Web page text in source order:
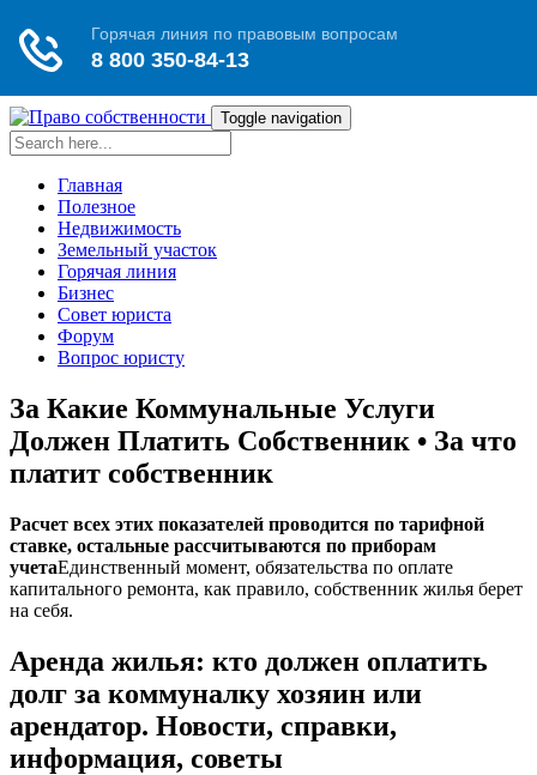
Toggle navigation
Главная
Полезное
Недвижимость
Земельный участок
Горячая линия
Бизнес
Совет юриста
Форум
Вопрос юристу
За Какие Коммунальные Услуги
Должен Платить Собственник • За что
платит собственник
Расчет всех этих показателей проводится по тарифной
ставке, остальные рассчитываются по приборам
учетаЕдинственный момент, обязательства по оплате
капитального ремонта, как правило, собственник жилья берет
на себя.
Аренда жилья: кто должен оплатить
долг за коммуналку хозяин или
арендатор. Новости, справки,
информация, советы